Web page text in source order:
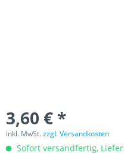
3,60 € *
inkl. MwSt.zzgl. Versandkosten
Sofort versandfertig,